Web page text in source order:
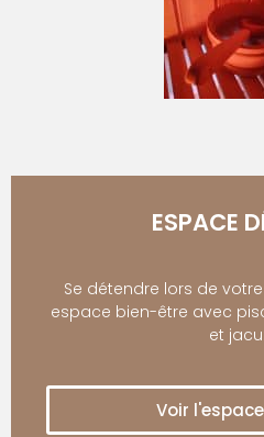
ESPACE
Se détendre lors de
espace bien-être avec
et
Voir